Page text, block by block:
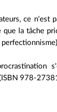
ce
la tâche
978-